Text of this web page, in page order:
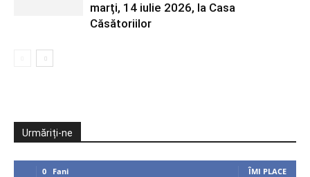
marți, 14 iulie 2026, la Casa
Căsătoriilor
Urmăriți-ne
0 Fani ÎMI PLACE